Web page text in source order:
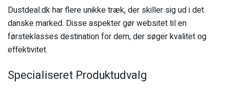
Dustdeal.dk har flere unikke træk, der skiller sig ud i det
danske marked. Disse aspekter gør websitet til en
førsteklasses destination for dem, der søger kvalitet og
effektivitet.
Specialiseret Produktudvalg